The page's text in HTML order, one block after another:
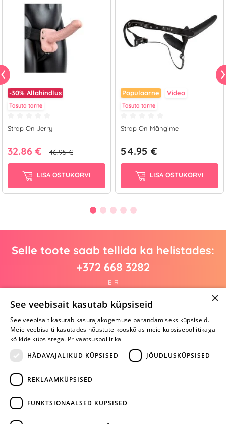
-30% Allahindlus
Tasuta tarne
Strap On Jerry
32.86 € 46.95 €
LISA OSTUKORVI
Populaarne Video
Tasuta tarne
Strap On Mängime
54.95 €
LISA OSTUKORVI
Selle toote saab tellida ka helistades:
+372 668 3282
E-R
Arvustusi veel pole
Ole esimene!
Kirjuta arvustus ja SAA KINGITUS!
×
See veebisait kasutab küpsiseid
See veebisait kasutab kasutajakogemuse parandamiseks küpsiseid.
Meie veebisaiti kasutades nõustute kooskõlas meie küpsisepoliitikaga
kõikide küpsistega. Privaatsuspoliitika
HÄDAVAJALIKUD KÜPSISED
JÕUDLUSKÜPSISED
REKLAAMKÜPSISED
FUNKTSIONAALSED KÜPSISED